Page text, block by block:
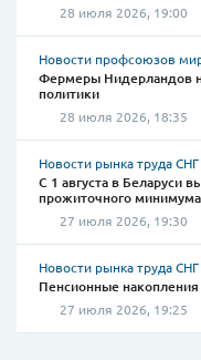
28 июля 2026, 19:00
Новости профсоюзов
Фермеры Нидерландов
политики
28 июля 2026, 18:35
Новости рынка труда
С 1 августа в Беларуси
прожиточного минимума
27 июля 2026, 19:30
Новости рынка труда
Пенсионные накопления
27 июля 2026, 19:25